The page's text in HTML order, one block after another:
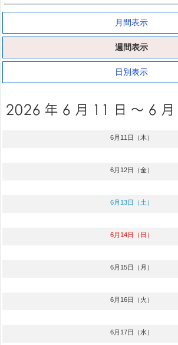
月間表示
週間表示
日別表示
6月11日（木）
6月12日（金）
6月13日（土）
6月14日（日）
6月15日（月）
6月16日（火）
6月17日（水）